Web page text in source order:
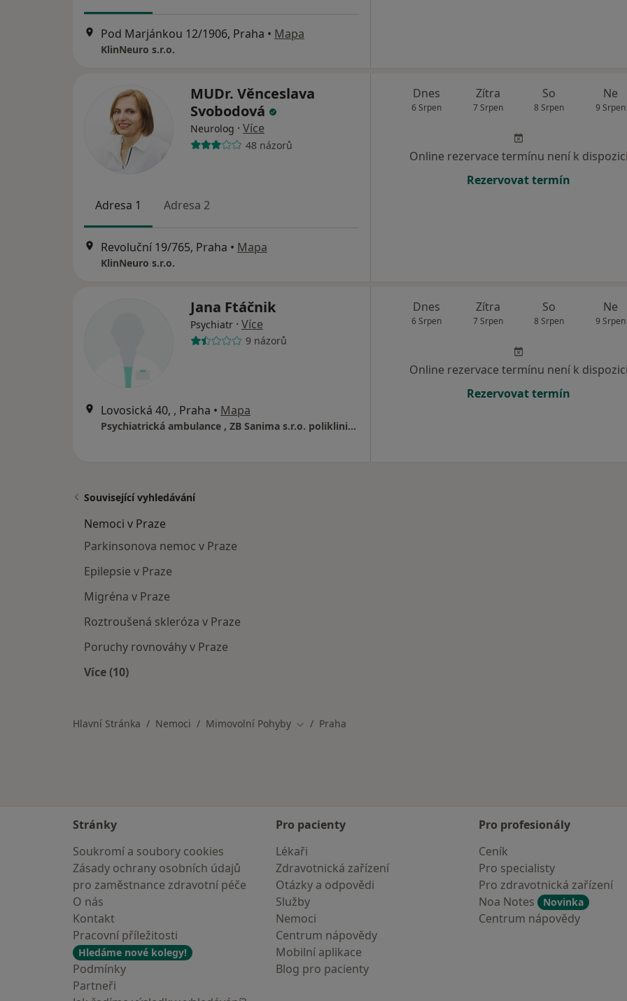
Pod Marjánkou 12/1906, Praha • Mapa
KlinNeuro s.r.o.
MUDr. Věnceslava
Svobodová
Neurolog · Více
48 názorů
Adresa 1 Adresa 2
Revoluční 19/765, Praha • Mapa
KlinNeuro s.r.o.
Dnes
6 Srpen
Zítra
7 Srpen
So
8 Srpen
Ne
9 Srpen
Online rezervace termínu není k dispozici
Rezervovat termín
Jana Ftáčnik
Psychiatr · Více
9 názorů
Lovosická 40, , Praha • Mapa
Psychiatrická ambulance , ZB Sanima s.r.o. poliklinika Prosek
Dnes
6 Srpen
Zítra
7 Srpen
So
8 Srpen
Ne
9 Srpen
Online rezervace termínu není k dispozici
Rezervovat termín
Související vyhledávání
Nemoci v Praze
Parkinsonova nemoc v Praze
Epilepsie v Praze
Migréna v Praze
Roztroušená skleróza v Praze
Poruchy rovnováhy v Praze
Více (10)
Hlavní Stránka Nemoci Mimovolní Pohyby Změna města
Praha
Stránky
Soukromí a soubory cookies
Zásady ochrany osobních údajů
pro zaměstnance zdravotní péče
O nás
Kontakt
Pracovní příležitosti
Hledáme nové kolegy!
Podmínky
Partneři
Pro pacienty
Lékaři
Zdravotnická zařízení
Otázky a odpovědi
Služby
Nemoci
Centrum nápovědy
Mobilní aplikace
Blog pro pacienty
Pro profesionály
Ceník
Pro specialisty
Pro zdravotnická zařízení
Noa Notes
Novinka
Centrum nápovědy